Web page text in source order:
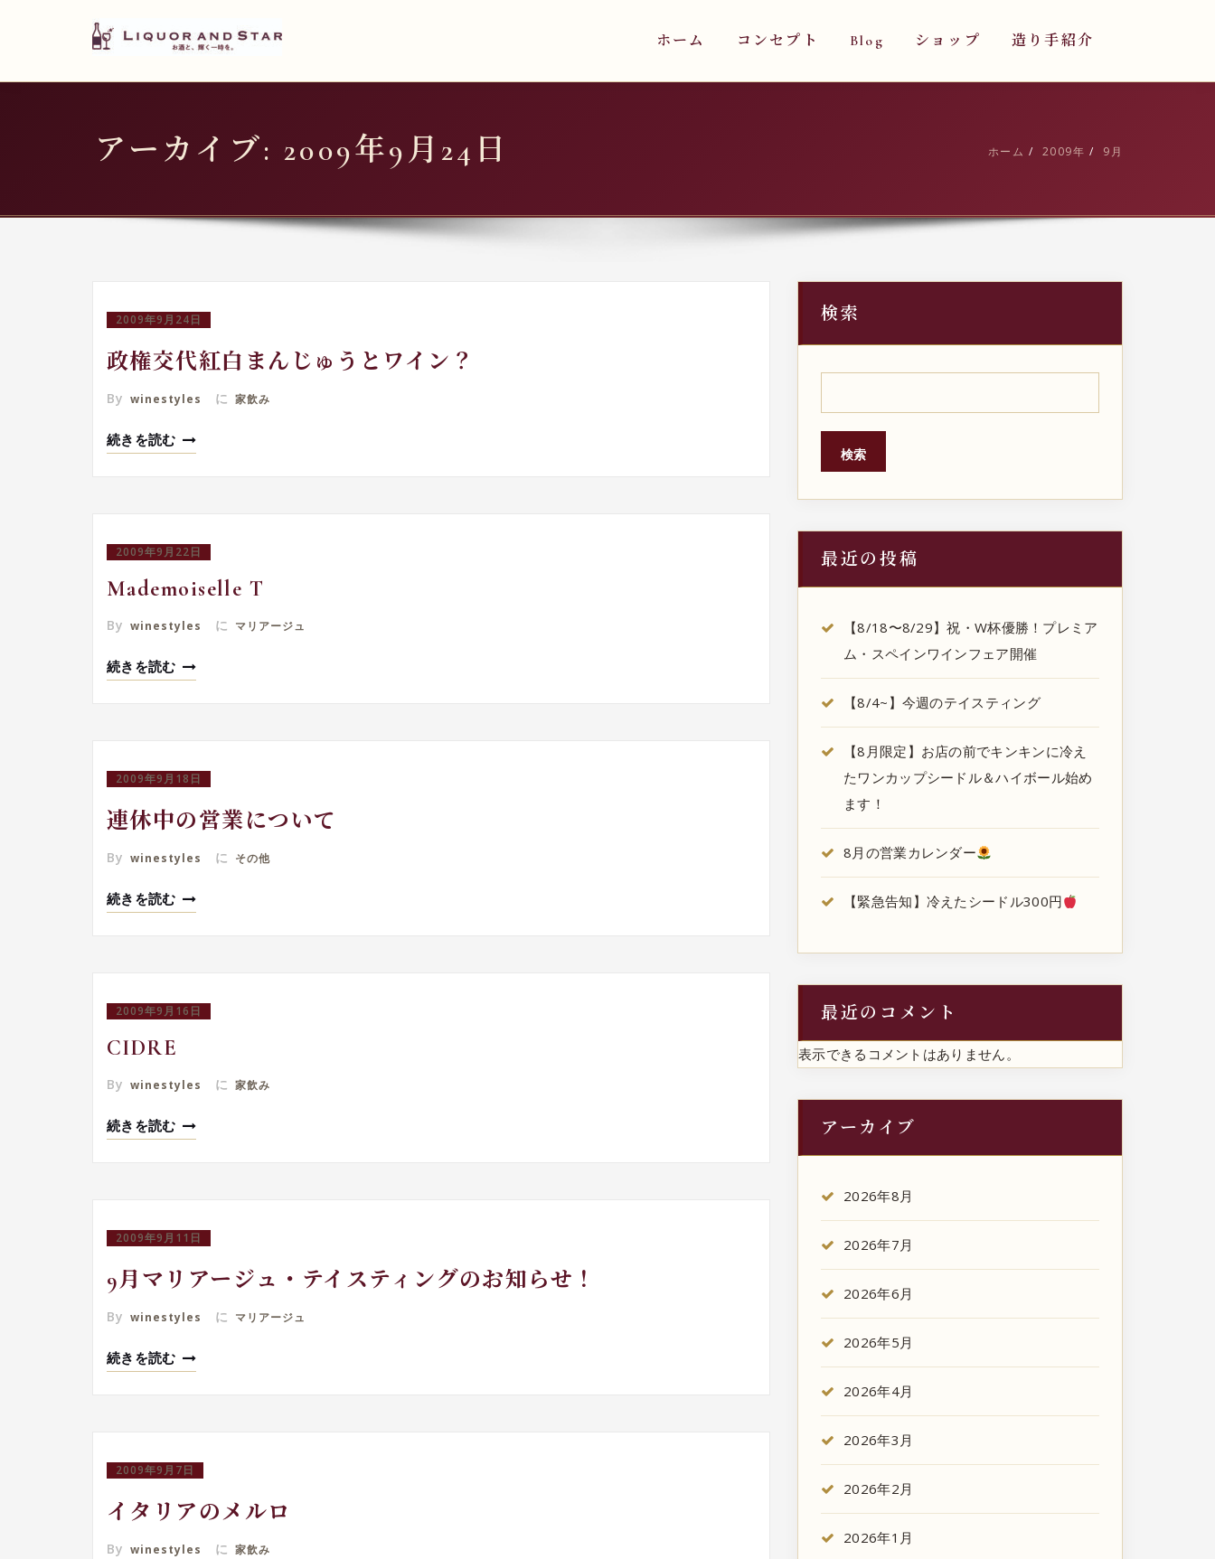
LIQUOR AND STAR
世界のリカーショップ ホーム コンセプト Blog ショップ 造り手紹介
アーカイブ: 2009年9月24日 ホーム 2009年 9月
2009年9月24日
政権交代紅白まんじゅうとワイン？
By winestyles に 家飲み
続きを読む
2009年9月22日
Mademoiselle T
By winestyles に マリアージュ
続きを読む
2009年9月18日
連休中の営業について
By winestyles に その他
続きを読む
2009年9月16日
CIDRE
By winestyles に 家飲み
続きを読む
2009年9月11日
9月マリアージュ・テイスティングのお知らせ！
By winestyles に マリアージュ
続きを読む
2009年9月7日
イタリアのメルロ
By winestyles に 家飲み
検索
検索
最近の投稿
【8/18〜8/29】祝・W杯優勝！プレミア
ム・スペインワインフェア開催
【8/4~】今週のテイスティング
【8月限定】お店の前でキンキンに冷え
たワンカップシードル＆ハイボール始め
ます！
8月の営業カレンダー
【緊急告知】冷えたシードル300円
最近のコメント
表示できるコメントはありません。
アーカイブ
2026年8月
2026年7月
2026年6月
2026年5月
2026年4月
2026年3月
2026年2月
2026年1月